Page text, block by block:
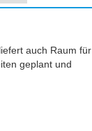
auch Raum für
geplant und